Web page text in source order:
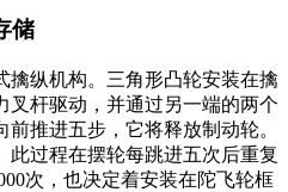
储
擒纵机构。三角形凸轮安装在擒
叉杆驱动，并通过另一端的两个
推进五步，它将释放制动轮。
此过程在摆轮每跳进五次后重复
次，也决定着安装在陀飞轮框